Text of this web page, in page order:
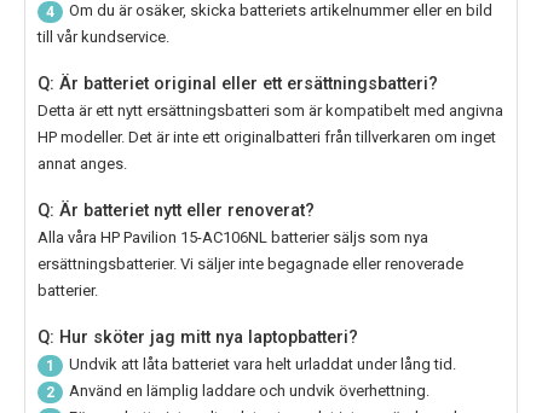
4
Om du är osäker, skicka batteriets artikelnummer eller en bild
till vår kundservice.
Q: Är batteriet original eller ett ersättningsbatteri?
Detta är ett nytt ersättningsbatteri som är kompatibelt med angivna
HP modeller. Det är inte ett originalbatteri från tillverkaren om inget
annat anges.
Q: Är batteriet nytt eller renoverat?
Alla våra HP Pavilion 15-AC106NL batteriersäljs som nya
ersättningsbatterier. Vi säljer inte begagnade eller renoverade
batterier.
Q: Hur sköter jag mitt nya laptopbatteri?
1 Undvik att låta batteriet vara helt urladdat under lång tid.
2 Använd en lämplig laddare och undvik överhettning.